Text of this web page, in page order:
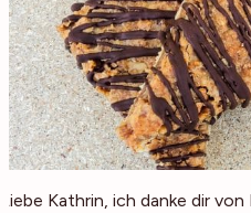
Liebe Kathrin, ich danke dir